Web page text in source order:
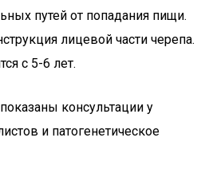
путей от попадания пищи.
лицевой части черепа.
с 5-6 лет.
консультации у
и патогенетическое